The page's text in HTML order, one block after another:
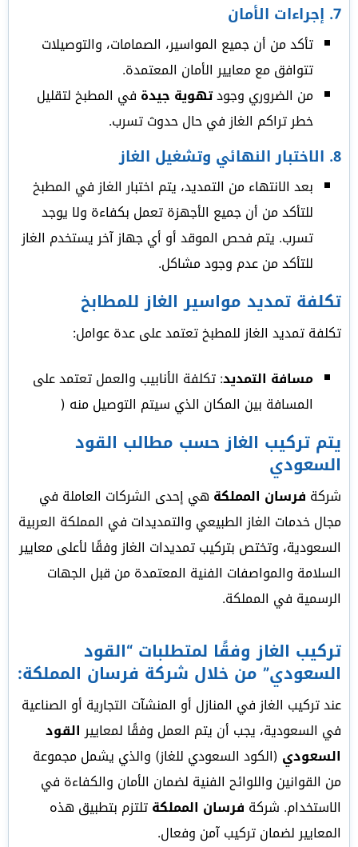
7. إجراءات الأمان
تأكد من أن جميع المواسير، الصمامات، والتوصيلات
تتوافق مع معايير الأمان المعتمدة.
من الضروري وجودتهوية جيدة في المطبخ لتقليل
خطر تراكم الغاز في حال حدوث تسرب.
8. الاختبار النهائي وتشغيل الغاز
بعد الانتهاء من التمديد، يتم اختبار الغاز في المطبخ
للتأكد من أن جميع الأجهزة تعمل بكفاءة ولا يوجد
تسرب. يتم فحص الموقد أو أي جهاز آخر يستخدم الغاز
للتأكد من عدم وجود مشاكل.
تكلفة تمديد مواسير الغاز للمطابخ
تكلفة تمديد الغاز للمطبخ تعتمد على عدة عوامل:
مسافة التمديد: تكلفة الأنابيب والعمل تعتمد على
المسافة بين المكان الذي سيتم التوصيل منه (
يتم تركيب الغاز حسب مطالب القود
السعودي
شركة فرسان المملكة هي إحدى الشركات العاملة في
مجال خدمات الغاز الطبيعي والتمديدات في المملكة العربية
السعودية، وتختص بتركيب تمديدات الغاز وفقًا لأعلى معايير
السلامة والمواصفات الفنية المعتمدة من قبل الجهات
الرسمية في المملكة.
تركيب الغاز وفقًا لمتطلبات “القود
السعودي” من خلال شركة فرسان المملكة:
عند تركيب الغاز في المنازل أو المنشآت التجارية أو الصناعية
في السعودية، يجب أن يتم العمل وفقًا لمعايير القود
السعودي (الكود السعودي للغاز) والذي يشمل مجموعة
من القوانين واللوائح الفنية لضمان الأمان والكفاءة في
الاستخدام. شركة فرسان المملكةتلتزم بتطبيق هذه
المعايير لضمان تركيب آمن وفعال.